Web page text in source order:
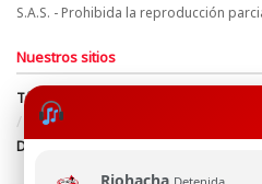
Riohacha Detenida
S.A.S. - Prohibida la reproducción
Nuestros sitios
Términos y Condiciones
Política de uso de cookies
Directrices Editoriales